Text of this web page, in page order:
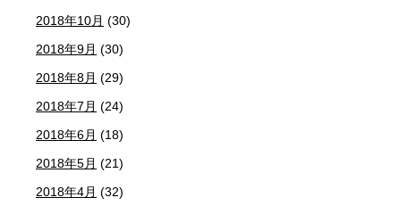
2018年10月 (30)
2018年9月 (30)
2018年8月 (29)
2018年7月 (24)
2018年6月 (18)
2018年5月 (21)
2018年4月 (32)